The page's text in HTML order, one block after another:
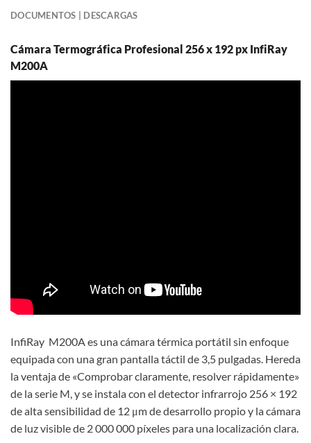
DOCUMENTOS | DESCARGAS
Cámara Termográfica Profesional 256 x 192 px InfiRay
M200A
InfiRay M200A es una cámara térmica portátil sin enfoque
equipada con una gran pantalla táctil de 3,5 pulgadas. Hereda
la ventaja de «Comprobar claramente, resolver rápidamente»
de la serie M, y se instala con el detector infrarrojo 256 × 192
de alta sensibilidad de 12 μm de desarrollo propio y la cámara
de luz visible de 2 000 000 píxeles para una localización clara.